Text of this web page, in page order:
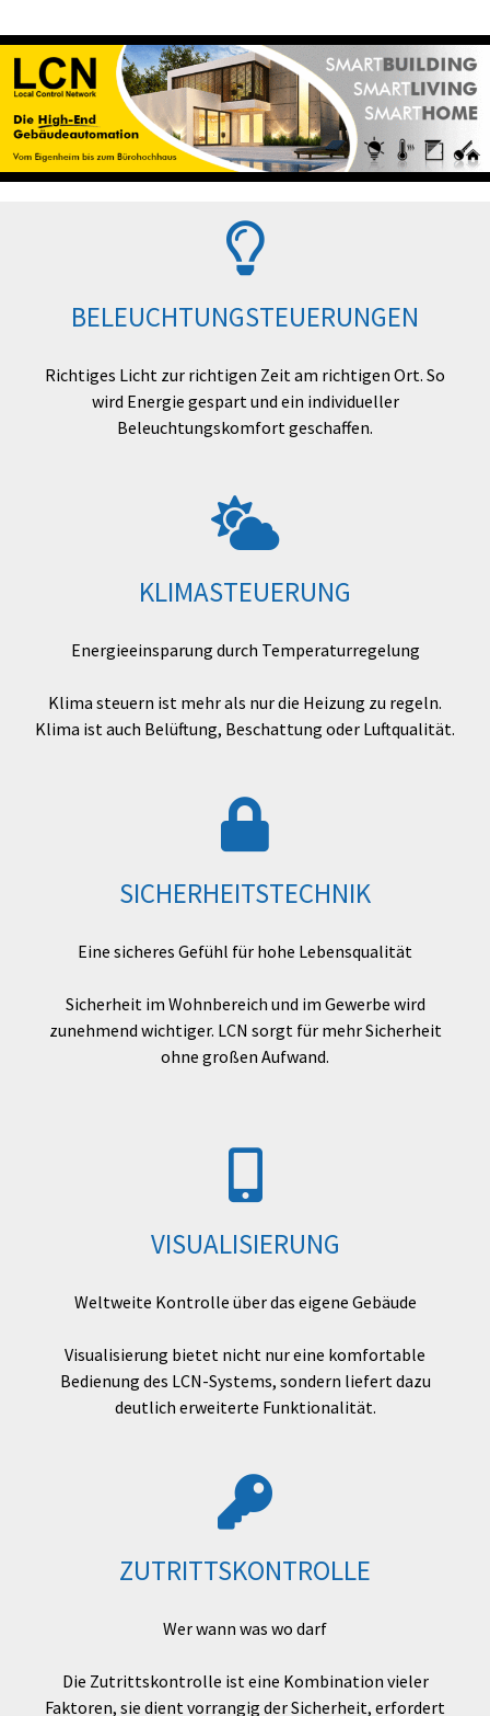
BELEUCHTUNGSTEUERUNGEN
Richtiges Licht zur richtigen Zeit am richtigen Ort. So
wird Energie gespart und ein individueller
Beleuchtungskomfort geschaffen.
KLIMASTEUERUNG
Energieeinsparung durch Temperaturregelung
Klima steuern ist mehr als nur die Heizung zu regeln.
Klima ist auch Belüftung, Beschattung oder Luftqualität.
SICHERHEITSTECHNIK
Eine sicheres Gefühl für hohe Lebensqualität
Sicherheit im Wohnbereich und im Gewerbe wird
zunehmend wichtiger. LCN sorgt für mehr Sicherheit
ohne großen Aufwand.
VISUALISIERUNG
Weltweite Kontrolle über das eigene Gebäude
Visualisierung bietet nicht nur eine komfortable
Bedienung des LCN-Systems, sondern liefert dazu
deutlich erweiterte Funktionalität.
ZUTRITTSKONTROLLE
Wer wann was wo darf
Die Zutrittskontrolle ist eine Kombination vieler
Faktoren, sie dient vorrangig der Sicherheit, erfordert